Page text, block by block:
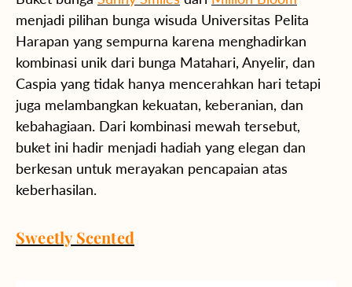
menjadi pilihan bunga wisuda Universitas Pelita
Harapan yang sempurna karena menghadirkan
kombinasi unik dari bunga Matahari, Anyelir, dan
Caspia yang tidak hanya mencerahkan hari tetapi
juga melambangkan kekuatan, keberanian, dan
kebahagiaan. Dari kombinasi mewah tersebut,
buket ini hadir menjadi hadiah yang elegan dan
berkesan untuk merayakan pencapaian atas
keberhasilan.
Sweetly Scented